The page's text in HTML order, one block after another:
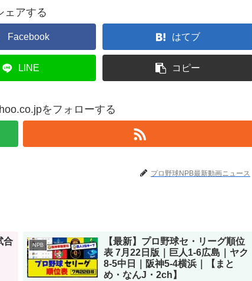
ェアする
Facebook はてブ
LINE コピー
をフォローする
プロ野球NPB最新動画ニュース
合
NPB
【最新】プロ野球セ・リーグ順位
表 7月22日版｜巨人1-6広島｜ヤク
8-5中日｜阪神5-4横浜｜【まと
め・なんJ・2ch】